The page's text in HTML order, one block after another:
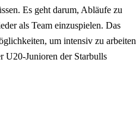
Es geht darum, Abläufe zu
als Team einzuspielen. Das
um intensiv zu arbeiten
U20-Junioren der Starbulls